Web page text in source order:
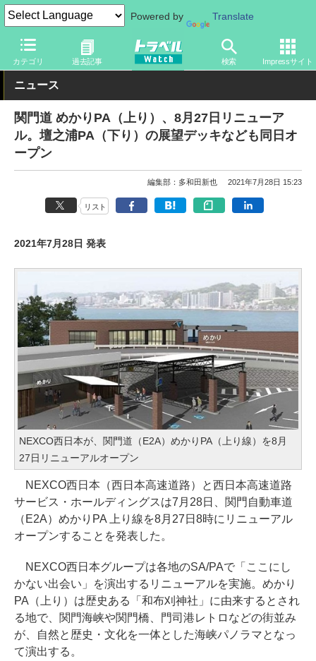
Powered by Translate
カテゴリ 過去記事 検索 Impressサイト
トラベル Watch 地域 国内旅行 中国
ニュース
関門道 めかりPA（上り）、8月27日リニューア
ル。壇之浦PA（下り）の展望デッキなども同日オ
ープン
編集部：多和田新也 2021年7月28日 15:23
リスト
2021年7月28日 発表
NEXCO西日本が、関門道（E2A）めかりPA（上り線）を8月
27日リニューアルオープン
NEXCO西日本（西日本高速道路）と西日本高速道路
サービス・ホールディングスは7月28日、関門自動車道
（E2A）めかりPA 上り線を8月27日8時にリニューアル
オープンすることを発表した。
NEXCO西日本グループは各地のSA/PAで「ここにし
かない出会い」を演出するリニューアルを実施。めかり
PA（上り）は歴史ある「和布刈神社」に由来するとされ
る地で、関門海峡や関門橋、門司港レトロなどの街並み
が、自然と歴史・文化を一体とした海峡パノラマとなっ
て演出する。